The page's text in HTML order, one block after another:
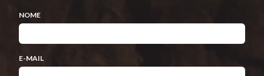
NOME
E-MAIL